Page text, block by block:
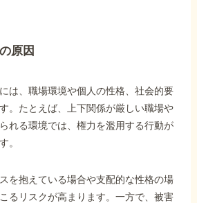
のお手紙
相談をする
原因
は、職場環境や個人の性格、社会的要
。たとえば、上下関係が厳しい職場や
れる環境では、権力を濫用する行動が
。
を抱えている場合や支配的な性格の場
るリスクが高まります。一方で、被害